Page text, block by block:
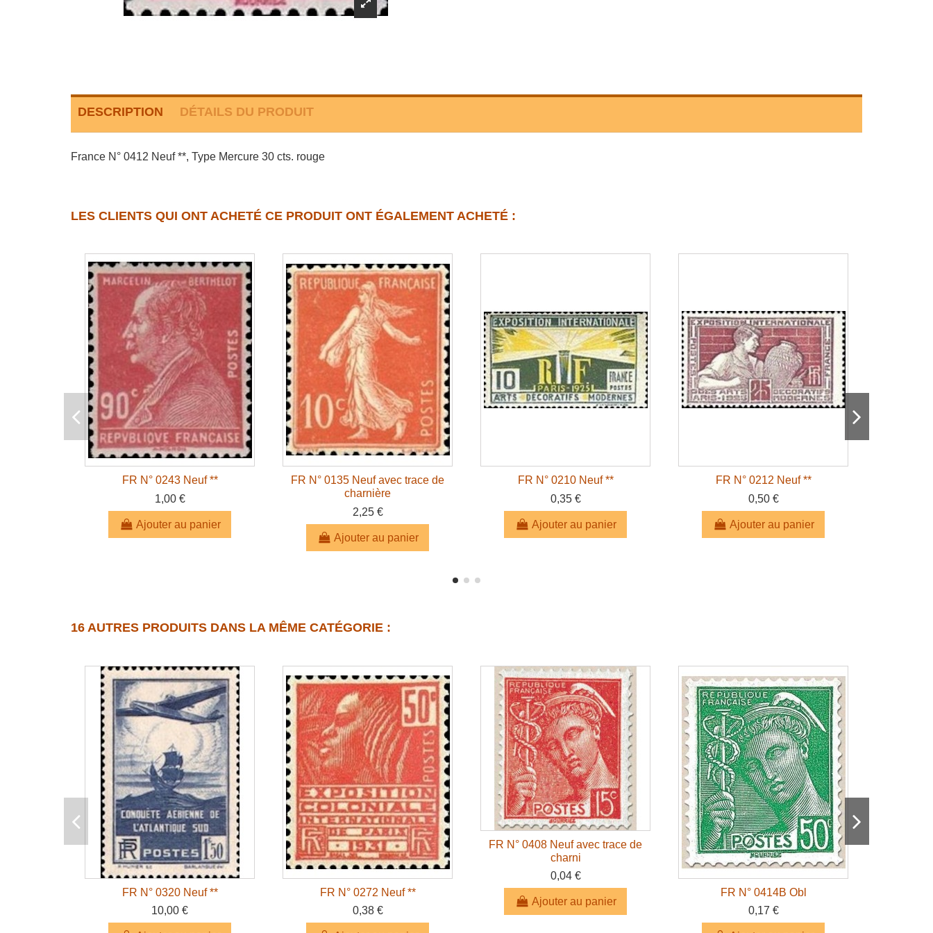
DESCRIPTION DÉTAILS DU PRODUIT
France N° 0412 Neuf **, Type Mercure 30 cts. rouge
LES CLIENTS QUI ONT ACHETÉ CE PRODUIT ONT ÉGALEMENT ACHETÉ :
FR N° 0243 Neuf **
1,00 €
Ajouter au panier
FR N° 0135 Neuf avec trace de
charnière
2,25 €
Ajouter au panier
FR N° 0210 Neuf **
0,35 €
Ajouter au panier
FR N° 0212 Neuf **
0,50 €
Ajouter au panier
16 AUTRES PRODUITS DANS LA MÊME CATÉGORIE :
FR N° 0320 Neuf **
10,00 €
FR N° 0272 Neuf **
0,38 €
FR N° 0408 Neuf avec trace de
charni
0,04 €
Ajouter au panier
FR N° 0414B Obl
0,17 €